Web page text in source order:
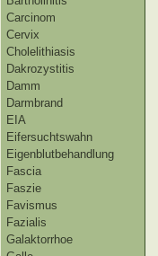
Carcinom
Cervix
Cholelithiasis
Dakrozystitis
Damm
Darmbrand
EIA
Eifersuchtswahn
Eigenblutbehandlung
Fascia
Faszie
Favismus
Fazialis
Galaktorrhoe